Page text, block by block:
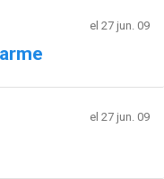
el 27 jun. 09
el 27 jun. 09